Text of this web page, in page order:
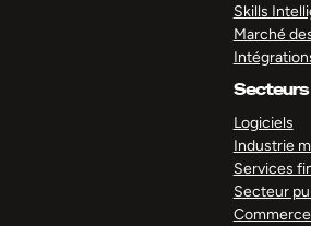
Skills
Marché
Secteurs
Logiciels
Industrie
Services
Secteur